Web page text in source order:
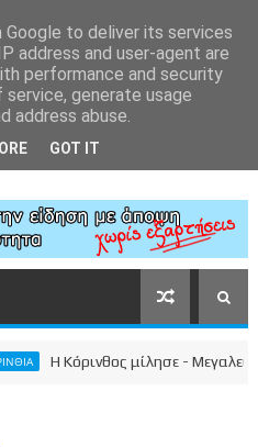
Κόρινθος μίλησε - Μεγαλειώδης
to deliver its services
address and user-agent are
performance and security
generate usage
address abuse.
GOT IT